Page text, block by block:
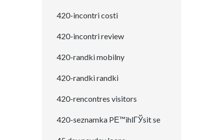
420-incontri costi
420-incontri review
420-randki mobilny
420-randki randki
420-rencontres visitors
420-seznamka PЕ™ihlГЎsit se